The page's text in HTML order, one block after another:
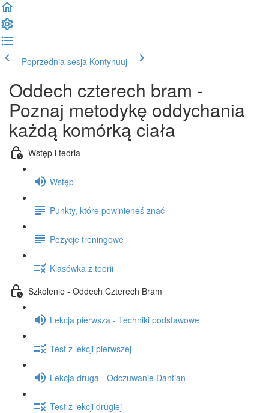
Poprzednia sesja Kontynuuj
Oddech czterech bram -
Poznaj metodykę oddychania
każdą komórką ciała
Wstęp i teoria
Wstęp
Punkty, które powinieneś znać
Pozycje treningowe
Klasówka z teorii
Szkolenie - Oddech Czterech Bram
Lekcja pierwsza - Techniki podstawowe
Test z lekcji pierwszej
Lekcja druga - Odczuwanie Dantian
Test z lekcji drugiej